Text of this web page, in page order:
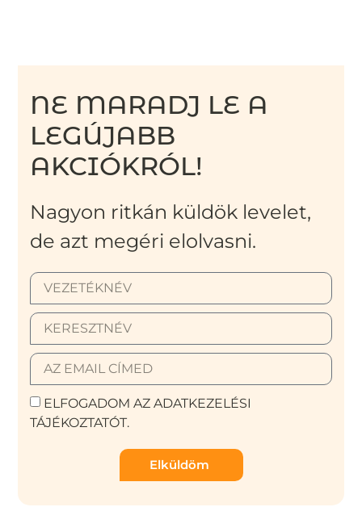
NE MARADJ LE A
LEGÚJABB
AKCIÓKRÓL!
Nagyon ritkán küldök levelet,
de azt megéri elolvasni.
ELFOGADOM AZ ADATKEZELÉSI
TÁJÉKOZTATÓT.
Elküldöm